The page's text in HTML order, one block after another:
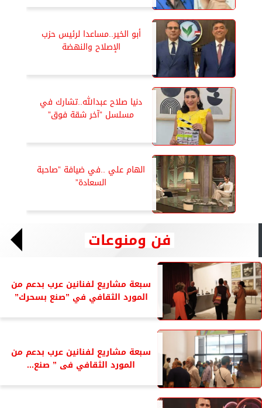
أبو الخير..مساعدا لرئيس حزب
الإصلاح والنهضة
دنيا صلاح عبدالله..تشارك في
مسلسل ”آخر شقة فوق”
الهام علي ..في ضيافة ”صاحبة
السعادة”
فن ومنوعات
سبعة مشاريع لفنانين عرب بدعم من
المورد الثقافي في ”صنع بسحرك”
سبعة مشاريع لفنانين عرب بدعم من
المورد الثقافي فى ” صنع...